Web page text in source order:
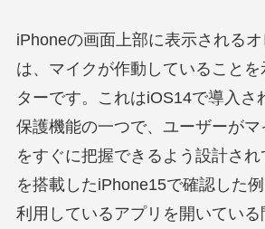
iPhoneの画面上部に表示される
は、マイクが作動していること
ターです。これはiOS14で導入さ
保護機能の一つで、ユーザーが
をすぐに把握できるよう設計さ
を搭載したiPhone15で確認した
利用しているアプリを開いている